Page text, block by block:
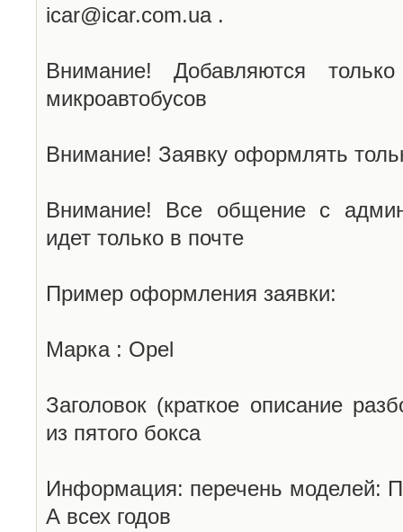
icar@icar.com.ua .
Внимание! Добавляются
микроавтобусов
Внимание! Заявку оформлять
Внимание! Все общение с
идет только в почте
Пример оформления заявки:
Марка : Opel
Заголовок (краткое описание
из пятого бокса
Информация: перечень моделей:
А всех годов